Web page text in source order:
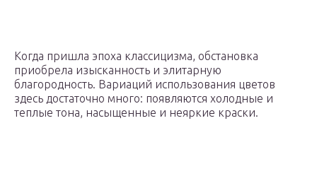
Когда пришла эпоха классицизма, обстановка
приобрела изысканность и элитарную
благородность. Вариаций использования цветов
здесь достаточно много: появляются холодные и
теплые тона, насыщенные и неяркие краски.